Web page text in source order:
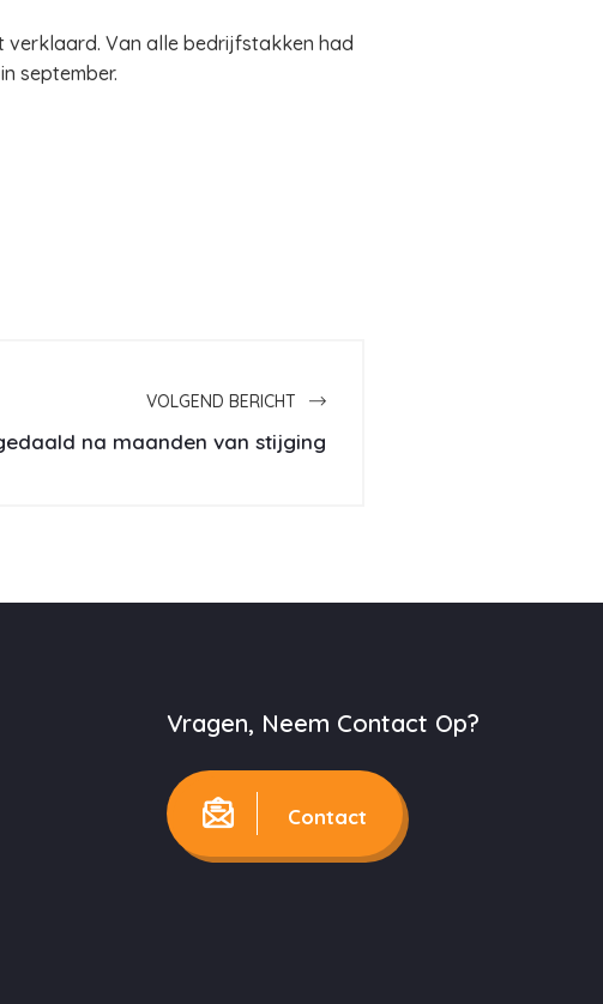
verklaard. Van alle bedrijfstakken had
september.
VOLGEND BERICHT
na maanden van stijging
Vragen, Neem Contact Op?
Contact